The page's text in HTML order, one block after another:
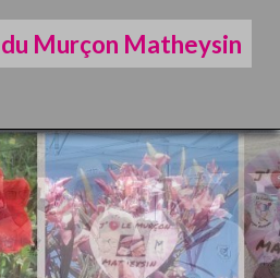
Murçon Matheysin